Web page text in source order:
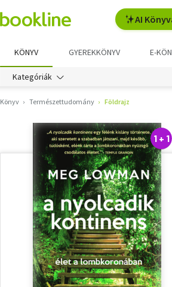
AI
KÖNYV GYEREKKÖNYV E-
Kategóriák
Könyv Természettudomány Földrajz
1 + 1